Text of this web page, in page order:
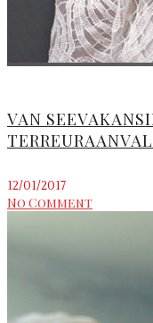
VAN
TERREURAANVAL
12/01/2017
No Comment